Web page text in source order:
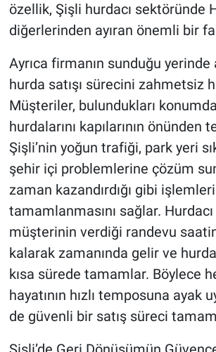
özellik, Şişli hurdacı sektöründe
diğerlerinden ayıran önemli bir
Ayrıca firmanın sunduğu yerinde
hurda satışı sürecini zahmetsiz
Müşteriler, bulundukları
hurdalarını kapılarının önünden
Şişli’nin yoğun trafiği, park yeri
şehir içi problemlerine çözüm
zaman kazandırdığı gibi
tamamlanmasını sağlar.
müşterinin verdiği randevu
kalarak zamanında gelir ve
kısa sürede tamamlar. Böylece
hayatının hızlı temposuna ayak
de güvenli bir satış süreci